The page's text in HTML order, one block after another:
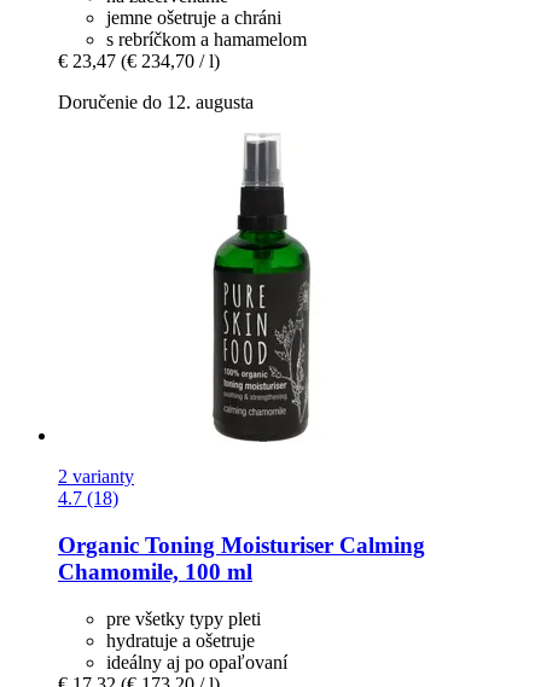
jemne ošetruje a chráni
s rebríčkom a hamamelom
€ 23,47 (€ 234,70 / l)
Doručenie do 12. augusta
2 varianty
4.7 (18)
Organic Toning Moisturiser Calming
Chamomile, 100 ml
pre všetky typy pleti
hydratuje a ošetruje
ideálny aj po opaľovaní